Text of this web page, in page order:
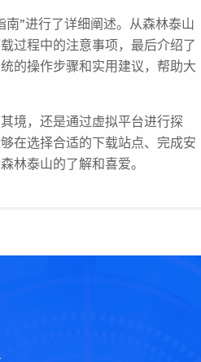
”进行了详细阐述。从森林泰山
过程中的注意事项，最后介绍了
的操作步骤和实用建议，帮助大
境，还是通过虚拟平台进行探
在选择合适的下载站点、完成安
林泰山的了解和喜爱。